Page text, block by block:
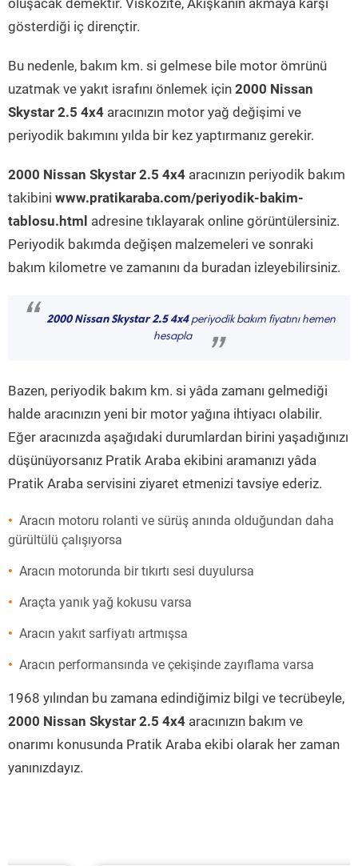
oluşacak demektir. Viskozite, Akışkanın akmaya karşı
gösterdiği iç dirençtir.
Bu nedenle, bakım km. si gelmese bile motor ömrünü
uzatmak ve yakıt israfını önlemek için 2000 Nissan
Skystar 2.5 4x4 aracınızın motor yağ değişimi ve
periyodik bakımını yılda bir kez yaptırmanız gerekir.
2000 Nissan Skystar 2.5 4x4 aracınızın periyodik bakım
takibini www.pratikaraba.com/periyodik-bakim-
tablosu.html adresine tıklayarak online görüntülersiniz.
Periyodik bakımda değişen malzemeleri ve sonraki
bakım kilometre ve zamanını da buradan izleyebilirsiniz.
“ 2000 Nissan Skystar 2.5 4x4periyodik bakım fiyatını hemen
hesapla
”
Bazen, periyodik bakım km. si yâda zamanı gelmediği
halde aracınızın yeni bir motor yağına ihtiyacı olabilir.
Eğer aracınızda aşağıdaki durumlardan birini yaşadığınızı
düşünüyorsanız Pratik Araba ekibini aramanızı yâda
Pratik Araba servisini ziyaret etmenizi tavsiye ederiz.
Aracın motoru rolanti ve sürüş anında olduğundan daha
gürültülü çalışıyorsa
Aracın motorunda bir tıkırtı sesi duyulursa
Araçta yanık yağ kokusu varsa
Aracın yakıt sarfiyatı artmışsa
Aracın performansında ve çekişinde zayıflama varsa
1968 yılından bu zamana edindiğimiz bilgi ve tecrübeyle,
2000 Nissan Skystar 2.5 4x4 aracınızın bakım ve
onarımı konusunda Pratik Araba ekibi olarak her zaman
yanınızdayız.